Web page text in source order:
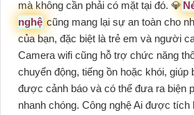
mà không cần phải có mặt tại đó. 💎
nghệ cũng mang lại sự an toàn cho
của bạn, đặc biệt là trẻ em và người
Camera wifi cũng hỗ trợ chức năng
chuyển động, tiếng ồn hoặc khói, giúp
được cảnh báo và có thể đưa ra biện
nhanh chóng. Công nghệ Ai được